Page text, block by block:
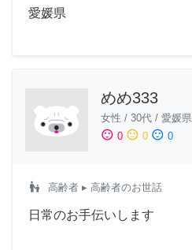
愛媛県
めめ333
女性 / 30代 / 愛媛県
sentiment_satisfied 0 sentiment_neutral 0 sentiment_dissatisfied 0
escalator_warning 高齢者 ▸ 高齢者のお世話
日常のお手伝いします